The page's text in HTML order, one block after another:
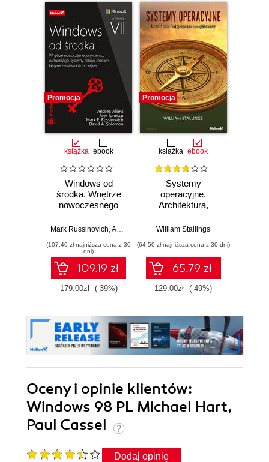
Promocja
książka ebook
Windows od
środka. Wnętrze
nowoczesnego
wirtualizacja,
rozruch,
bezpieczeństwo i
dużo więcej.
Wydanie VII
Mark Russinovich Andrea Allievi ,Alex Ionescu,David Solomon
(107,40 zł najniższa cena z 30
dni)
109.19 zł
179.00zł (-39%)
Promocja
książka ebook
Systemy
operacyjne.
Architektura,
projektowanie.
William Stallings
(64,50 zł najniższa cena z 30 dni)
65.79 zł
129.00zł (-49%)
Oceny i opinie klientów:
Windows 98 PL Michael Hart,
Paul Cassel
Dodaj opinię